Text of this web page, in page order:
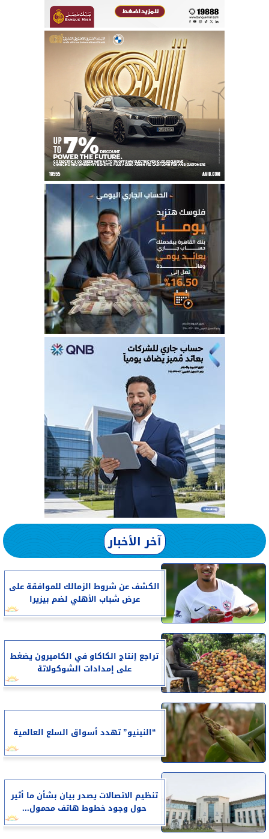
آخر الأخبار
الكشف عن شروط الزمالك للموافقة على
عرض شباب الأهلي لضم بيزيرا
تراجع إنتاج الكاكاو في الكاميرون يضغط
على إمدادات الشوكولاتة
“النينيو” تهدد أسواق السلع العالمية
تنظيم الاتصالات يصدر بيان بشأن ما أثير
حول وجود خطوط هاتف محمول...